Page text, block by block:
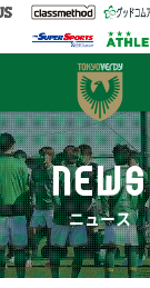
NEWS
ニュース